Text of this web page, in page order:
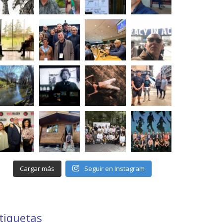
Cargar más Seguir en Instagram